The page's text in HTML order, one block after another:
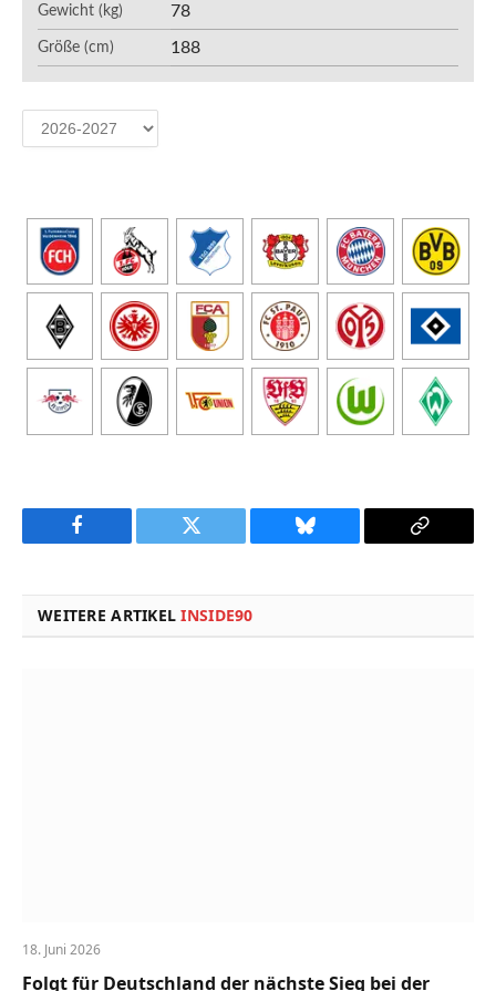
Gewicht (kg) 78
Größe (cm) 188
Facebook Twitter Bluesky
Copy
WEITERE ARTIKELINSIDE90
18. Juni 2026
Folgt für Deutschland der nächste Sieg bei der